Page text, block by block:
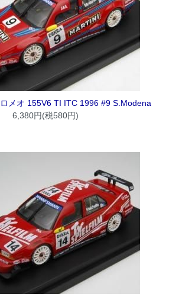
メオ 155V6 TI ITC 1996 #9 S.Modena
6,380円(税580円)